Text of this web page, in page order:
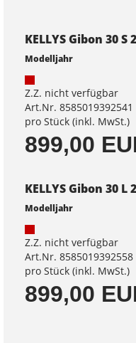
KELLYS Gibon 30 S
Modelljahr
Z.Z. nicht verfügbar
Art.Nr. 8585019392541
pro Stück (inkl. MwSt.)
899,00
KELLYS Gibon 30 L
Modelljahr
Z.Z. nicht verfügbar
Art.Nr. 8585019392558
pro Stück (inkl. MwSt.)
899,00